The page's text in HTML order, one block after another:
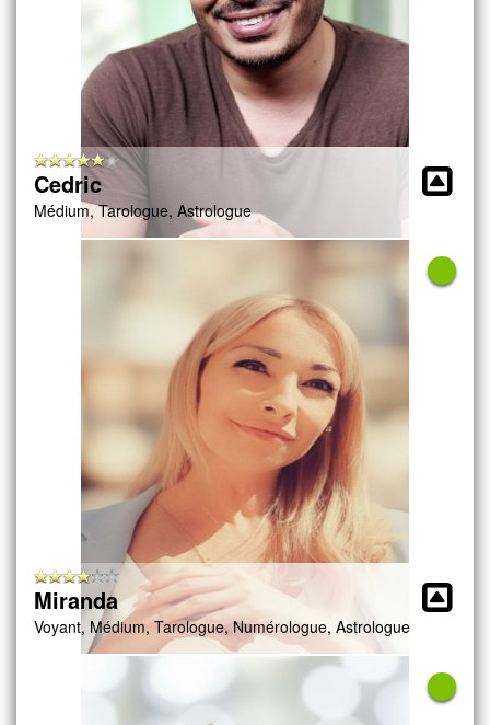
Cedric
Médium, Tarologue, Astrologue
Miranda
Voyant, Médium, Tarologue, Numérologue, Astrologue